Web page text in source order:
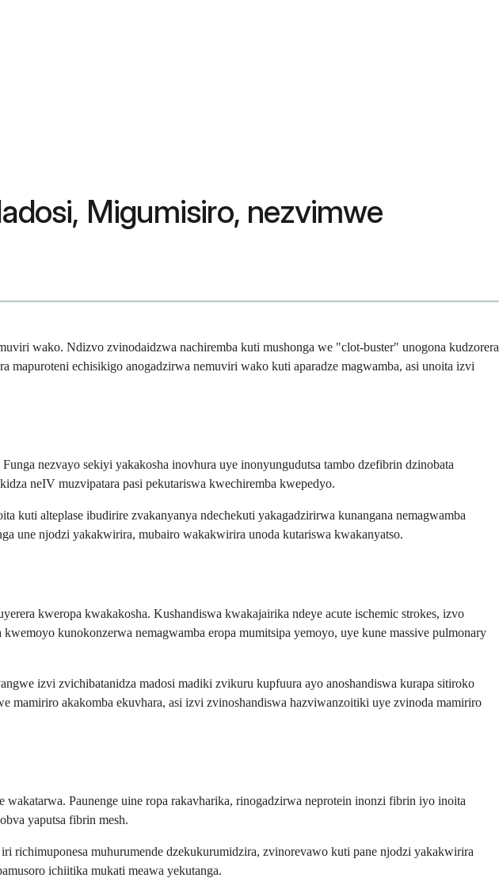
Migumisiro, nezvimwe
wako. Ndizvo zvinodaidzwa nachiremba kuti mushonga we "clot-buster" unogona kudzorera
mapuroteni echisikigo anogadzirwa nemuviri wako kuti aparadze magwamba, asi unoita izvi
nezvayo sekiyi yakakosha inovhura uye inonyungudutsa tambo dzefibrin dzinobata
neIV muzvipatara pasi pekutariswa kwechiremba kwepedyo.
alteplase ibudirire zvakanyanya ndechekuti yakagadzirirwa kunangana nemagwamba
une njodzi yakakwirira, mubairo wakakwirira unoda kutariswa kwakanyatso.
kweropa kwakakosha. Kushandiswa kwakajairika ndeye acute ischemic strokes, izvo
kunokonzerwa nemagwamba eropa mumitsipa yemoyo, uye kune massive pulmonary
izvi zvichibatanidza madosi madiki zvikuru kupfuura ayo anoshandiswa kurapa sitiroko
mamiriro akakomba ekuvhara, asi izvi zvinoshandiswa hazviwanzoitiki uye zvinoda mamiriro
Paunenge uine ropa rakavharika, rinogadzirwa neprotein inonzi fibrin iyo inoita
yaputsa fibrin mesh.
richimuponesa muhurumende dzekukurumidzira, zvinorevawo kuti pane njodzi yakakwirira
ichiitika mukati meawa yekutanga.